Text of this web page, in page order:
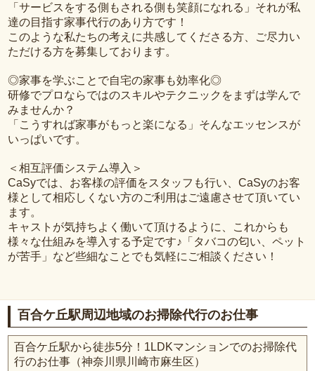
「サービスをする側もされる側も笑顔になれる」それが私
達の目指す家事代行のあり方です！
このような私たちの考えに共感してくださる方、ご尽力い
ただける方を募集しております。
◎家事を学ぶことで自宅の家事も効率化◎
研修でプロならではのスキルやテクニックをまずは学んで
みませんか？
「こうすれば家事がもっと楽になる」そんなエッセンスが
いっぱいです。
＜相互評価システム導入＞
CaSyでは、お客様の評価をスタッフも行い、CaSyのお客
様として相応しくない方のご利用はご遠慮させて頂いてい
ます。
キャストが気持ちよく働いて頂けるように、これからも
様々な仕組みを導入する予定です♪「タバコの匂い、ペット
が苦手」など些細なことでも気軽にご相談ください！
百合ケ丘駅周辺地域のお掃除代行のお仕事
百合ケ丘駅から徒歩5分！1LDKマンションでのお掃除代
行のお仕事（神奈川県川崎市麻生区）